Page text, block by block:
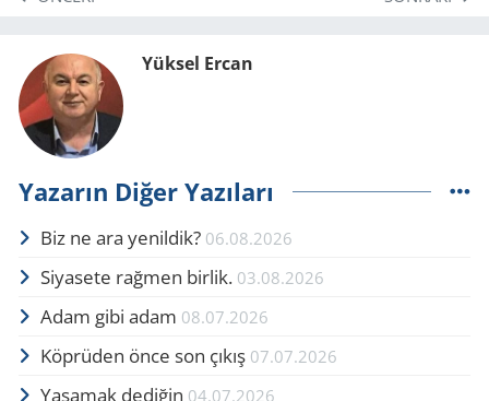
Yüksel Ercan
Yazarın Diğer Yazıları
Biz ne ara yenildik? 06.08.2026
Siyasete rağmen birlik. 03.08.2026
Adam gibi adam 08.07.2026
Köprüden önce son çıkış 07.07.2026
Yaşamak dediğin 04.07.2026